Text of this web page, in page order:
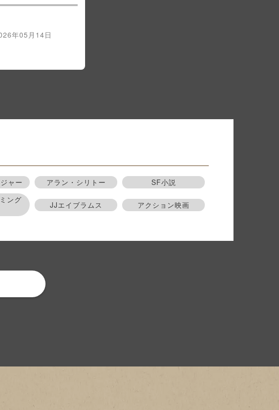
年05月14日
ャー アラン・シリトー SF小説
ング
JJエイブラムス アクション映画